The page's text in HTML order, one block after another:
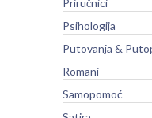
Priručnici
Psihologija
Putovanja &
Romani
Samopomoć